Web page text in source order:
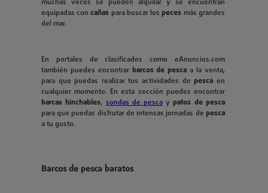
muchas veces se pueden alquilar y se encuentran
equipadas concañas para buscar los peces más grandes
del mar.
En portales de clasificados como eAnuncios.com
también puedes encontrar barcos de pesca a la venta,
para que puedas realizar tus actividades de pesca en
cualquier momento. En esta sección puedes encontrar
barcas hinchables,sondas de pescay patos de pesca
para que puedas disfrutar de intensas jornadas de pesca
a tu gusto.
Barcos de pesca baratos